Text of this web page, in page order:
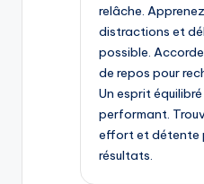
relâche.
distractions et
possible.
de repos pour
Un esprit
performant.
effort et détente
résultats.